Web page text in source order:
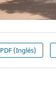
PDF (Inglés)